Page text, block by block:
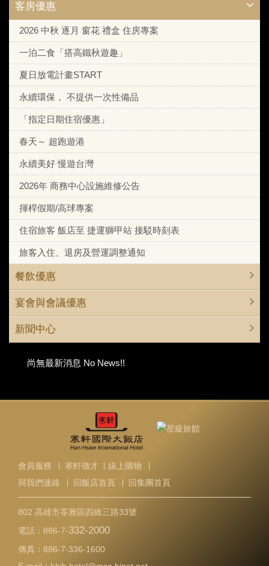
客房優惠
2026 中秋 逐月 窗花 禮盒 住房專案
一泊二食「搭高鐵秋遊趣」
夏日放電計畫START
永續環保， 不提供一次性備品
「指定日期住宿優惠」
春天～ 超跑遊港
永續美好 慢遊台灣
2026年 商務中心設施維修公告
揮桿假期/高球專案
住宿旅客 飯店至 捷運獅甲站 接駁時刻表
旅客入住、退房及營運調整通知
餐飲優惠
宴會與會議優惠
新聞中心
尚無最新消息 No News!!
會員服務 寒軒徵才 線上購物
與我們連絡
回飯店首頁 回集團首頁
802 高雄市苓雅區四維三路33號
電話： 886-7-332-2000
傳真： 886-7-336-1600